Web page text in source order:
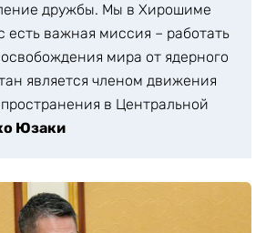
дружбы. Мы в Хирошиме
есть важная миссия – работать
мира от ядерного
является членом движения
в Центральной
Юзаки